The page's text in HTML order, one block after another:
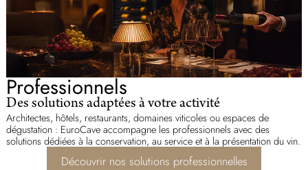
Professionnels
Des solutions adaptées à votre activité
Architectes, hôtels, restaurants, domaines viticoles ou espaces de
dégustation : EuroCave accompagne les professionnels avec des
solutions dédiées à la conservation, au service et à la présentation du vin.
Découvrir nos solutions professionnelles